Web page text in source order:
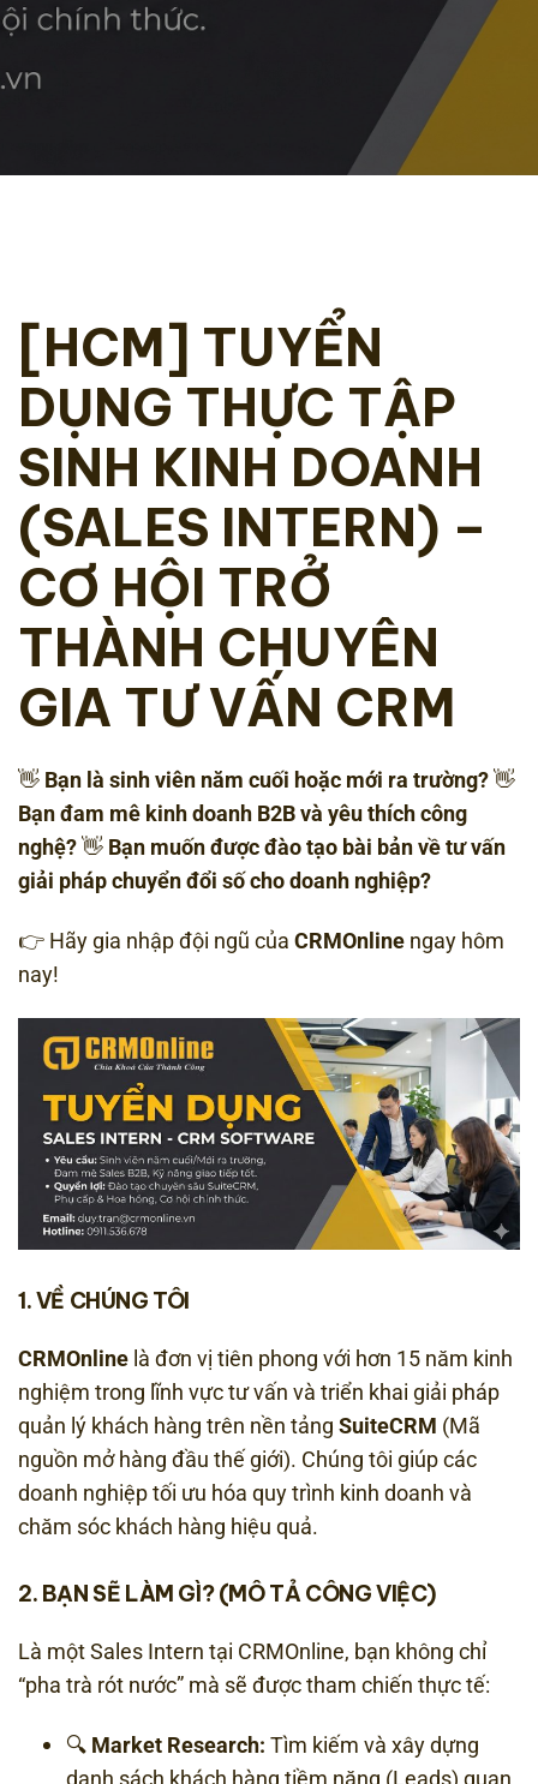
[HCM] TUYỂN
DỤNG THỰC TẬP
SINH KINH DOANH
(SALES INTERN) –
CƠ HỘI TRỞ
THÀNH CHUYÊN
GIA TƯ VẤN CRM
👋 Bạn là sinh viên năm cuối hoặc mới ra trường?👋
Bạn đam mê kinh doanh B2B và yêu thích công
nghệ?👋 Bạn muốn được đào tạo bài bản về tư vấn
giải pháp chuyển đổi số cho doanh nghiệp?
👉 Hãy gia nhập đội ngũ của CRMOnline ngay hôm
nay!
1. VỀ CHÚNG TÔI
CRMOnline là đơn vị tiên phong với hơn 15 năm kinh
nghiệm trong lĩnh vực tư vấn và triển khai giải pháp
quản lý khách hàng trên nền tảng SuiteCRM (Mã
nguồn mở hàng đầu thế giới). Chúng tôi giúp các
doanh nghiệp tối ưu hóa quy trình kinh doanh và
chăm sóc khách hàng hiệu quả.
2. BẠN SẼ LÀM GÌ? (MÔ TẢ CÔNG VIỆC)
Là một Sales Intern tại CRMOnline, bạn không chỉ
“pha trà rót nước” mà sẽ được tham chiến thực tế:
🔍 Market Research: Tìm kiếm và xây dựng
danh sách khách hàng tiềm năng (Leads) quan